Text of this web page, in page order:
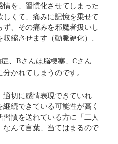
情を、習慣化させてしまった
くて、痛みに記憶を乗せて
、その痛みを邪魔者扱いし
縮させます（動脈硬化）。
、Bさんは脳梗塞、Cさん
かれてしまうのです。
切に感情表現できていれ
続できている可能性が高く
慣を送れている方に「二人
なんて言葉、当てはまるので